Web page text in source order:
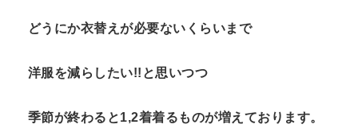
どうにか衣替えが必要ないくらいまで
洋服を減らしたい!!と思いつつ
季節が終わると1,2着着るものが増えております。